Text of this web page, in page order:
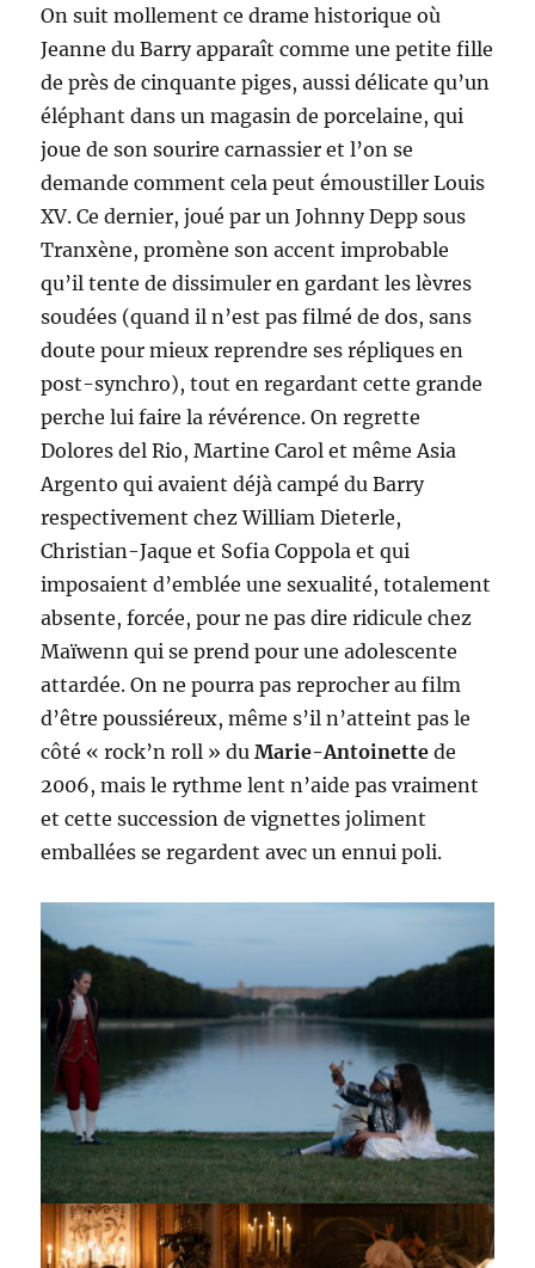
On suit mollement ce drame historique où
Jeanne du Barry apparaît comme une petite fille
de près de cinquante piges, aussi délicate qu’un
éléphant dans un magasin de porcelaine, qui
joue de son sourire carnassier et l’on se
demande comment cela peut émoustiller Louis
XV. Ce dernier, joué par un Johnny Depp sous
Tranxène, promène son accent improbable
qu’il tente de dissimuler en gardant les lèvres
soudées (quand il n’est pas filmé de dos, sans
doute pour mieux reprendre ses répliques en
post-synchro), tout en regardant cette grande
perche lui faire la révérence. On regrette
Dolores del Rio, Martine Carol et même Asia
Argento qui avaient déjà campé du Barry
respectivement chez William Dieterle,
Christian-Jaque et Sofia Coppola et qui
imposaient d’emblée une sexualité, totalement
absente, forcée, pour ne pas dire ridicule chez
Maïwenn qui se prend pour une adolescente
attardée. On ne pourra pas reprocher au film
d’être poussiéreux, même s’il n’atteint pas le
côté « rock’n roll » duMarie-Antoinette de
2006, mais le rythme lent n’aide pas vraiment
et cette succession de vignettes joliment
emballées se regardent avec un ennui poli.